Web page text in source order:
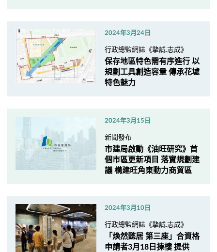
2024年3月24日
行政總監網誌《摯誠.志成》
保存地區特色需有序進行 以
規劃工具創造容量 傳承花墟
特色魅力
2024年3月15日
新聞發布
市建局啟動《油旺研究》首
個市區更新項目 落實規劃建
議 構建旺角東動力商貿區
2024年3月10日
行政總監網誌《摯誠.志成》
「煥然懿居 第三座」合資格
申請者3月18日揀樓 提供